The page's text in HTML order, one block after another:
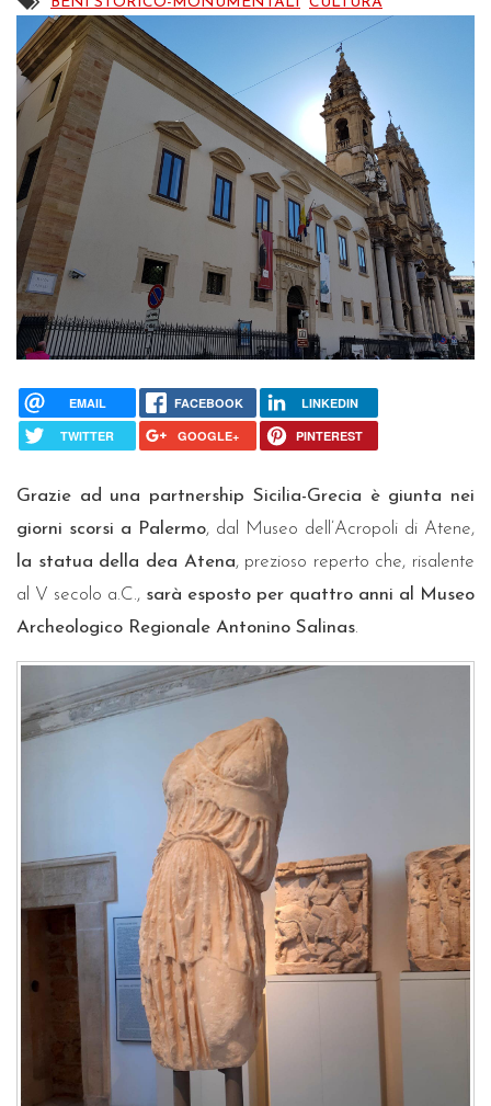
EMAIL FACEBOOK LINKEDIN
TWITTER GOOGLE+ PINTEREST
Grazie ad una partnership Sicilia-Grecia è giunta nei
giorni scorsi a Palermo, dal Museo dell’Acropoli di Atene,
la statua della dea Atena, prezioso reperto che, risalente
al V secolo a.C., sarà esposto per quattro anni al Museo
Archeologico Regionale Antonino Salinas.